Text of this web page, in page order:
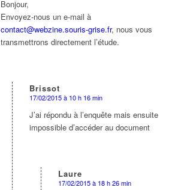
Bonjour,
Envoyez-nous un e-mail à
contact@webzine.souris-grise.fr, nous vous
transmettrons directement l’étude.
Brissot
dit
17/02/2015 à 10 h 16 min
J’ai répondu à l’enquête mais ensuite
impossible d’accéder au document
Laure
dit
17/02/2015 à 18 h 26 min